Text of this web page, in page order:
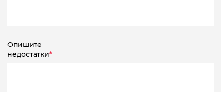
Опишите
недостатки*